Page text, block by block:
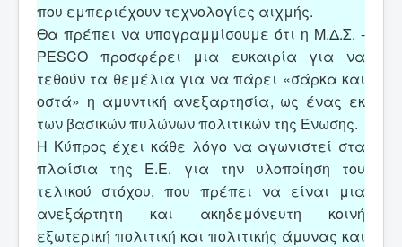
που εμπεριέχουν τεχνολογίες αιχμής.
Θα πρέπει να υπογραμμίσουμε ότι η Μ.Δ.Σ. -
PESCO προσφέρει μια ευκαιρία για να
τεθούν τα θεμέλια για να πάρει «σάρκα και
οστά» η αμυντική ανεξαρτησία, ως ένας εκ
των βασικών πυλώνων πολιτικών της Ένωσης.
Η Κύπρος έχει κάθε λόγο να αγωνιστεί στα
πλαίσια της Ε.Ε. για την υλοποίηση του
τελικού στόχου, που πρέπει να είναι μια
ανεξάρτητη και ακηδεμόνευτη κοινή
εξωτερική πολιτική και πολιτικής άμυνας και